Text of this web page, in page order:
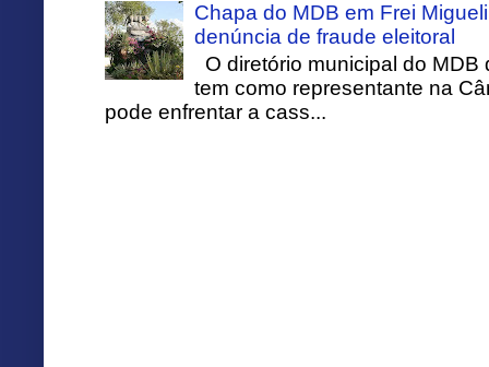
Chapa do MDB em Frei
denúncia de fraude eleitoral
O diretório municipal do
tem como representante na
pode enfrentar a cass...